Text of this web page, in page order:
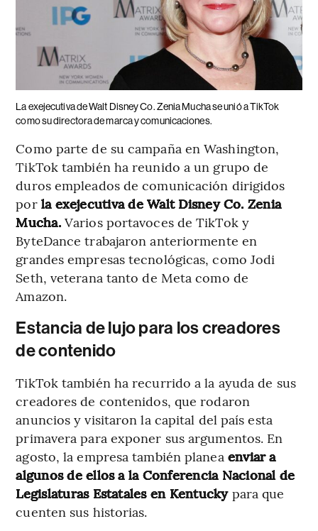
La exejecutiva de Walt Disney Co. Zenia Mucha se unió a TikTok
como su directora de marca y comunicaciones.
Como parte de su campaña en Washington,
TikTok también ha reunido a un grupo de
duros empleados de comunicación dirigidos
por la exejecutiva de Walt Disney Co. Zenia
Mucha.Varios portavoces de TikTok y
ByteDance trabajaron anteriormente en
grandes empresas tecnológicas, como Jodi
Seth, veterana tanto de Meta como de
Amazon.
Estancia de lujo para los creadores
de contenido
TikTok también ha recurrido a la ayuda de sus
creadores de contenidos, que rodaron
anuncios y visitaron la capital del país esta
primavera para exponer sus argumentos. En
agosto, la empresa también planea enviar a
algunos de ellos a la Conferencia Nacional de
Legislaturas Estatales en Kentucky para que
cuenten sus historias.